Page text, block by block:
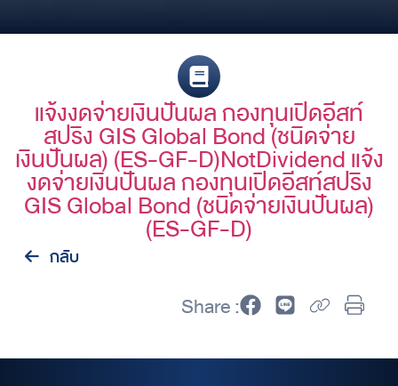
แจ้งงดจ่ายเงินปันผล กองทุนเปิดอีสท์
สปริง GIS Global Bond (ชนิดจ่าย
เงินปันผล) (ES-GF-D)NotDividend แจ้ง
งดจ่ายเงินปันผล กองทุนเปิดอีสท์สปริง
GIS Global Bond (ชนิดจ่ายเงินปันผล)
(ES-GF-D)
กลับ
Share :